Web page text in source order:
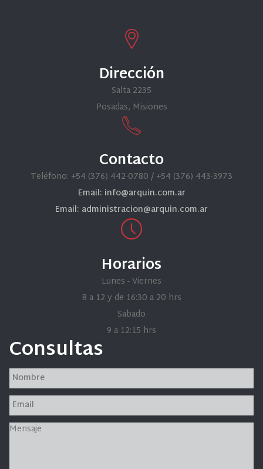
Dirección
Salta 2235
Posadas, Misiones
Contacto
Teléfono: +54 (376) 442-0780 / +54 (376) 443-3973
Email: info@arquin.com.ar
Email: administracion@arquin.com.ar
Horarios
Lunes - Viernes
8 a 12 y de 16:30 a 20 hrs
Sabado
9 a 12:15 hrs
Consultas